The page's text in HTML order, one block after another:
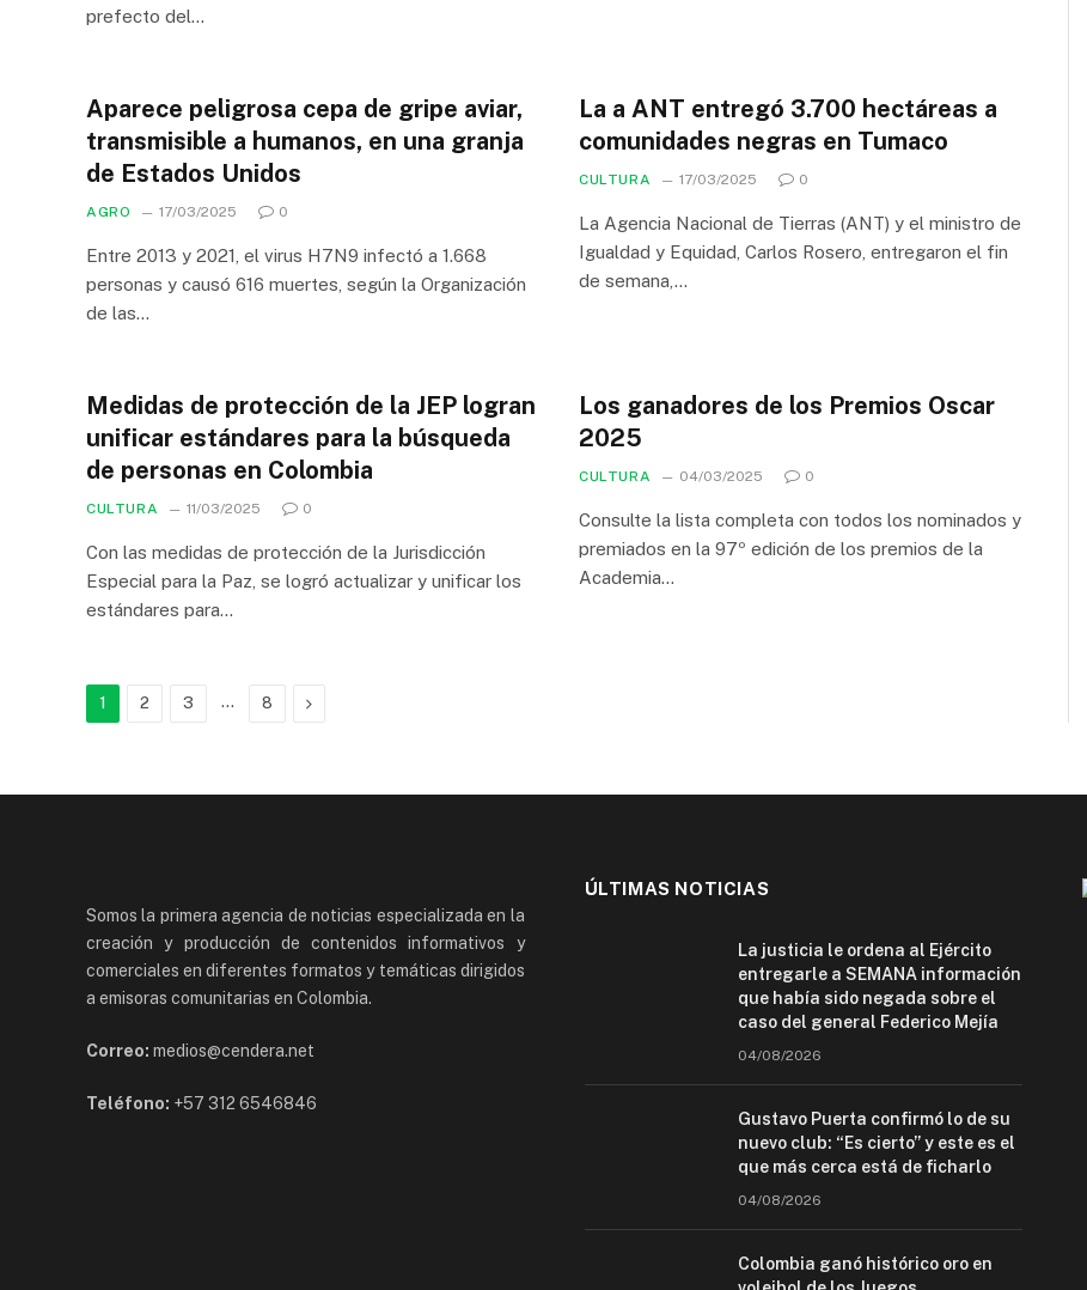
prefecto del…
Aparece peligrosa cepa de gripe aviar,
transmisible a humanos, en una granja
de Estados Unidos
AGRO 17/03/2025 0
Entre 2013 y 2021, el virus H7N9 infectó a 1.668
personas y causó 616 muertes, según la Organización
de las…
La a ANT entregó 3.700 hectáreas a
comunidades negras en Tumaco
CULTURA 17/03/2025 0
La Agencia Nacional de Tierras (ANT) y el ministro de
Igualdad y Equidad, Carlos Rosero, entregaron el fin
de semana,…
Medidas de protección de la JEP logran
unificar estándares para la búsqueda
de personas en Colombia
CULTURA 11/03/2025 0
Con las medidas de protección de la Jurisdicción
Especial para la Paz, se logró actualizar y unificar los
estándares para…
Los ganadores de los Premios Oscar
2025
CULTURA 04/03/2025 0
Consulte la lista completa con todos los nominados y
premiados en la 97º edición de los premios de la
Academia…
1 2 3 … 8 Next
Somos la primera agencia de noticias especializada en la
creación y producción de contenidos informativos y
comerciales en diferentes formatos y temáticas dirigidos
a emisoras comunitarias en Colombia.
Correo: medios@cendera.net
Teléfono: +57 312 6546846
ÚLTIMAS NOTICIAS
La justicia le ordena al Ejército
entregarle a SEMANA información
que había sido negada sobre el
caso del general Federico Mejía
04/08/2026
Gustavo Puerta confirmó lo de su
nuevo club: “Es cierto” y este es el
que más cerca está de ficharlo
04/08/2026
Colombia ganó histórico oro en